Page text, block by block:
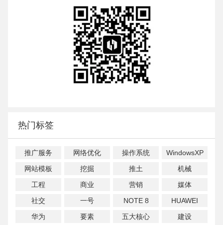
热门标签
推广服务 网络优化 操作系统
WindowsXP
网站模板
挖掘 推土
机械
工程
商业 营销
媒体
社交
一号 NOTE 8
HUAWEI
华为
要素 五大核心
建设